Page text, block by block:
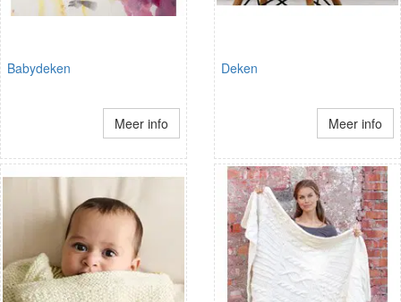
Babydeken
Meer info
Deken
Meer info